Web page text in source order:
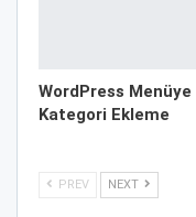
WordPress Menüye
Kategori Ekleme
PREV NEXT